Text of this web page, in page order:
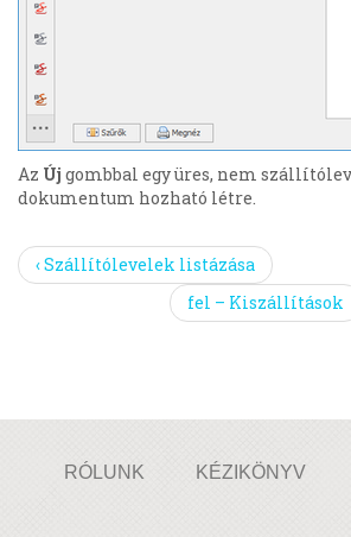
Az Új gombbal egy üres, nem
dokumentum hozható létre.
‹ Szállítólevelek listázása
fel – Kiszállítások
RÓLUNK KÉZIKÖNYV